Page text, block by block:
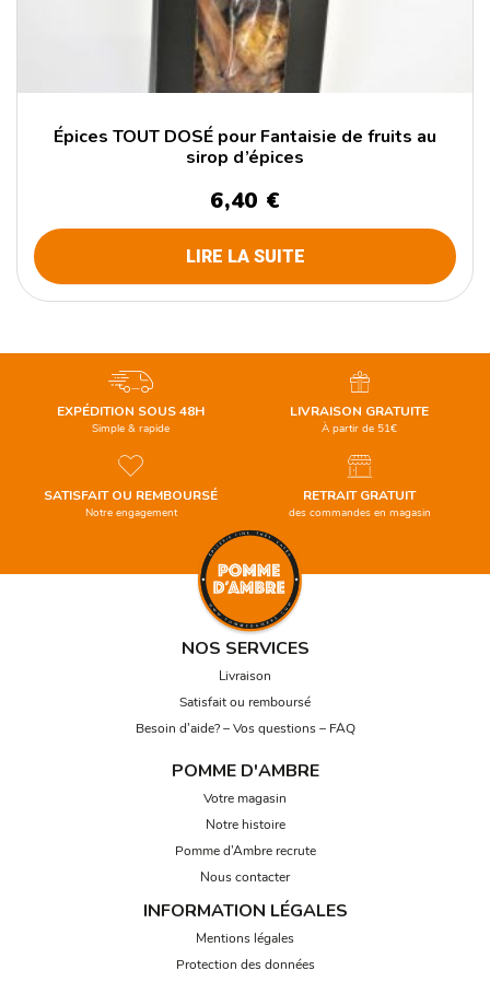
Épices TOUT DOSÉ pour Fantaisie de fruits au
sirop d’épices
6,40 €
LIRE LA SUITE
EXPÉDITION SOUS 48H
Simple & rapide
SATISFAIT OU REMBOURSÉ
Notre engagement
LIVRAISON GRATUITE
À partir de 51€
RETRAIT GRATUIT
des commandes en magasin
NOS SERVICES
Livraison
Satisfait ou remboursé
Besoin d’aide? – Vos questions – FAQ
POMME D'AMBRE
Votre magasin
Notre histoire
Pomme d’Ambre recrute
Nous contacter
INFORMATION LÉGALES
Mentions légales
Protection des données